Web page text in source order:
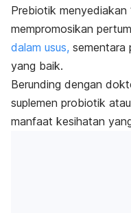
Prebiotik menyediakan
mempromosikan
dalam usus, sementara
yang baik.
Berunding dengan
suplemen probiotik
manfaat kesihatan